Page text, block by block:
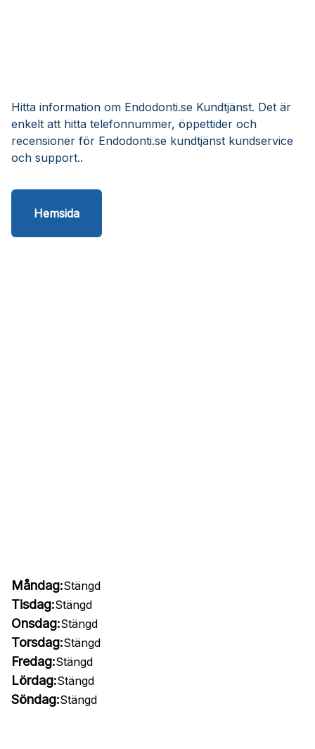
Hitta information om Endodonti.se Kundtjänst. Det är
enkelt att hitta telefonnummer, öppettider och
recensioner för Endodonti.se kundtjänst kundservice
och support..
Hemsida
Måndag:Stängd
Tisdag:Stängd
Onsdag:Stängd
Torsdag:Stängd
Fredag:Stängd
Lördag:Stängd
Söndag:Stängd